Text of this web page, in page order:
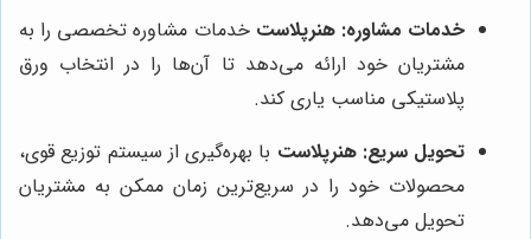
خدمات مشاوره: هنرپلاست خدمات مشاوره تخصصی را به
مشتریان خود ارائه می‌دهد تا آن‌ها را در انتخاب ورق
پلاستیکی مناسب یاری کند.
تحویل سریع: هنرپلاست با بهره‌گیری از سیستم توزیع قوی،
محصولات خود را در سریع‌ترین زمان ممکن به مشتریان
تحویل می‌دهد.